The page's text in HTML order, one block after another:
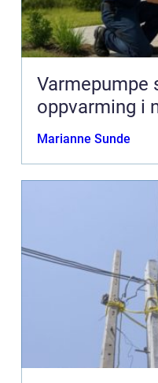
Varmepumpe
oppvarming i
Marianne Sunde